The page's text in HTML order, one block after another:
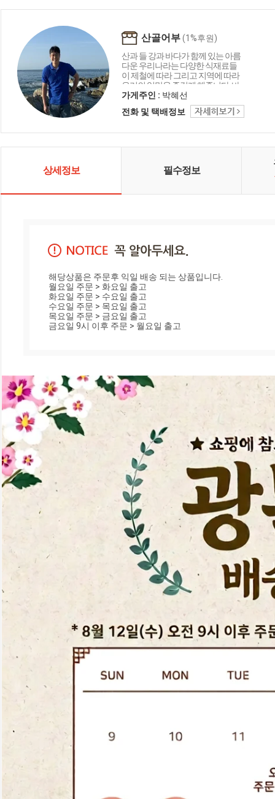
산골어부(1%후원)
산과 들 강과 바다가 함께 있는 아름
다운 우리나라는 다양한 식재료들
이 제철에 따라 그리고 지역에 따라
우리의 입맛을 즐겁게 해줍니다. 바
다의 재료로 함께 만드는 요리들은
언제나 우리의 맛에 감칠맛과 부드
러움 그리고 음식이 문화로 발전하
골어부는 바다와 자연을 담고 그리
가게주인 : 박혜선
전화 및 택배정보
상세정보 필수정보
해당상품은 주문후 익일 배송 되는 상품입니다.
월요일 주문 > 화요일 출고
화요일 주문 > 수요일 출고
수요일 주문 > 목요일 출고
목요일 주문 > 금요일 출고
금요일 9시 이후 주문 > 월요일 출고